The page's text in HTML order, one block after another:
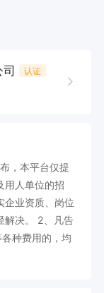
认证
，本平台仅提
用人单位的招
企业资质、岗位
解决。 2、凡告
种费用的，均